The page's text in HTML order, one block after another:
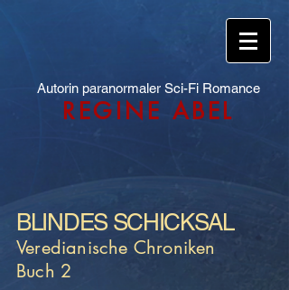
Autorin paranormaler Sci-Fi Romance
REGINE ABEL
BLINDES SCHICKSAL
Veredianische Chroniken
Buch 2